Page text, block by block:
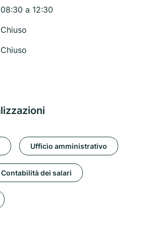
08:30 a 12:30
Chiuso
Chiuso
Ufficio amministrativo
Contabilità dei salari